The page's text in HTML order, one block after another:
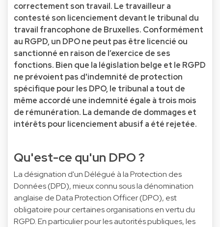
correctement son travail. Le travailleur a
contesté son licenciement devant le tribunal du
travail francophone de Bruxelles. Conformément
au RGPD, un DPO ne peut pas être licencié ou
sanctionné en raison de l’exercice de ses
fonctions. Bien que la législation belge et le RGPD
ne prévoient pas d'indemnité de protection
spécifique pour les DPO, le tribunal a tout de
même accordé une indemnité égale à trois mois
de rémunération. La demande de dommages et
intérêts pour licenciement abusif a été rejetée.
Qu'est-ce qu'un DPO ?
La désignation d'un Délégué à la Protection des
Données (DPD), mieux connu sous la dénomination
anglaise de Data Protection Officer (DPO), est
obligatoire pour certaines organisations en vertu du
RGPD. En particulier pour les autorités publiques, les